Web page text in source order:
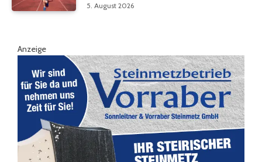
5. August 2026
Anzeige